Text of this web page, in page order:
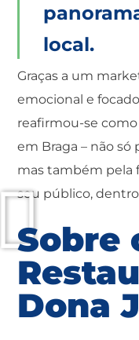
local.
Graças a um
emocional e
reafirmou-se
em Braga – não só
mas também pela
seu público, dentro
Sobre
Dona